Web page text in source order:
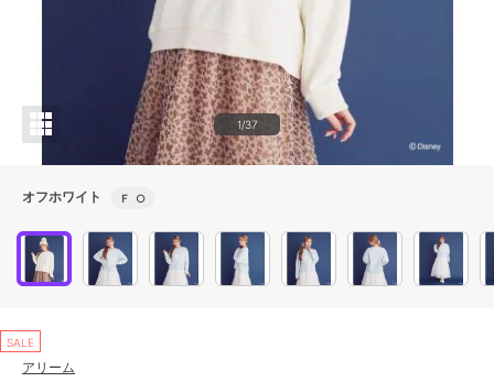
1/37
オフホワイト Ｆ ○
SALE
アリーム